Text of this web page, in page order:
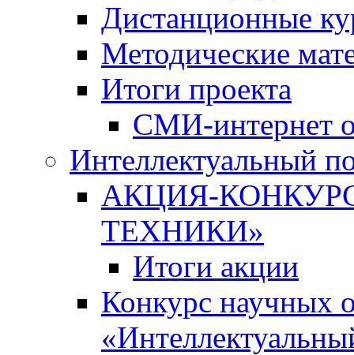
Дистанционные
Методические
Итоги проекта
СМИ-интернет
Интеллектуальный
АКЦИЯ-
ТЕХНИКИ»
Итоги акции
Конкурс научных